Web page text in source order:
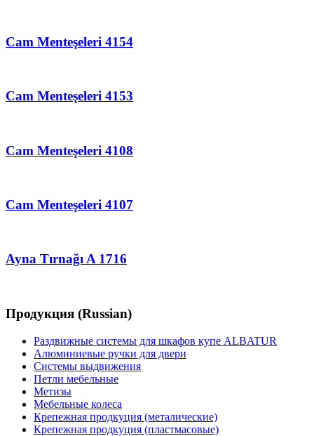
Cam Menteşeleri 4154
Cam Menteşeleri 4153
Cam Menteşeleri 4108
Cam Menteşeleri 4107
Ayna Tırnağı A 1716
Продукция (Russian)
Раздвижные системы для шкафов купе ALBATUR
Алюминиевые ручки для двери
Системы выдвижения
Петли мебельные
Метизы
Мебельные колеса
Крепежная продкуция (металические)
Крепежная продкуция (пластмасовые)